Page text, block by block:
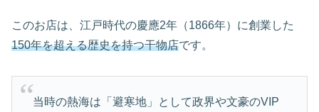
このお店は、江戸時代の慶應2年（1866年）に創業した
150年を超える歴史を持つ干物店です。
当時の熱海は「避寒地」として政界や文豪のVIP